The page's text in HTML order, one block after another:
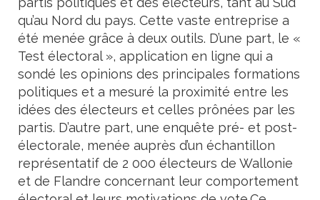
qu’au Nord du pays. Cette vaste entreprise a
été menée grâce à deux outils. D’une part, le «
Test électoral », application en ligne qui a
sondé les opinions des principales formations
politiques et a mesuré la proximité entre les
idées des électeurs et celles prônées par les
partis. D’autre part, une enquête pré- et post-
électorale, menée auprès d’un échantillon
représentatif de 2 000 électeurs de Wallonie
et de Flandre concernant leur comportement